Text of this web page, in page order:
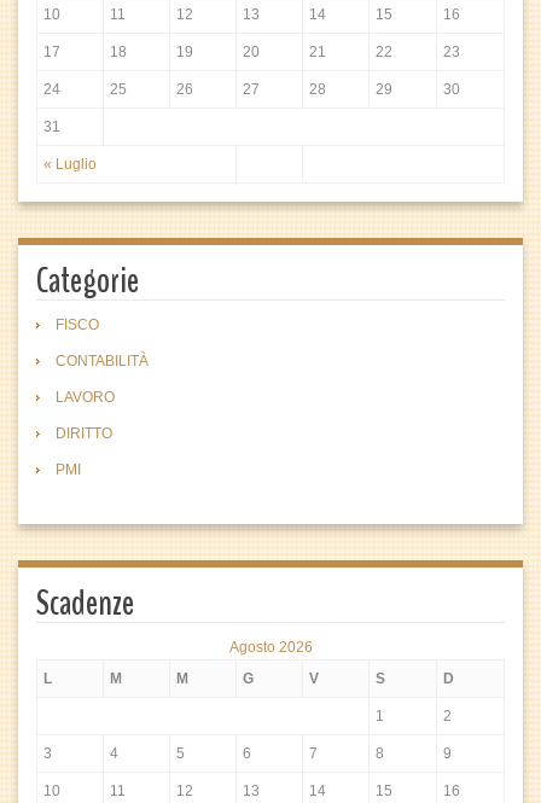
« Luglio
10 11 12 13 14 15 16
17 18 19 20 21 22 23
24 25 26 27 28 29 30
31
Categorie
FISCO
CONTABILITÀ
LAVORO
DIRITTO
PMI
Scadenze
Agosto 2026
L
M M G V S D
1 2
3 4 5 6 7 8 9
10 11 12 13 14 15 16